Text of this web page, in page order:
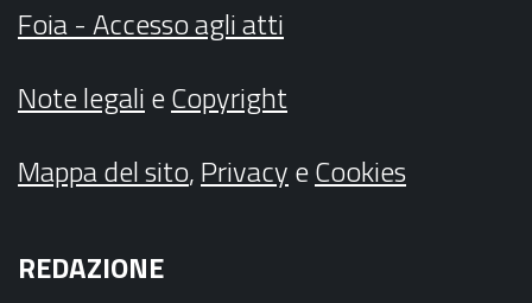
Foia - Accesso agli atti
Note legalieCopyright
Mappa del sito,PrivacyeCookies
REDAZIONE